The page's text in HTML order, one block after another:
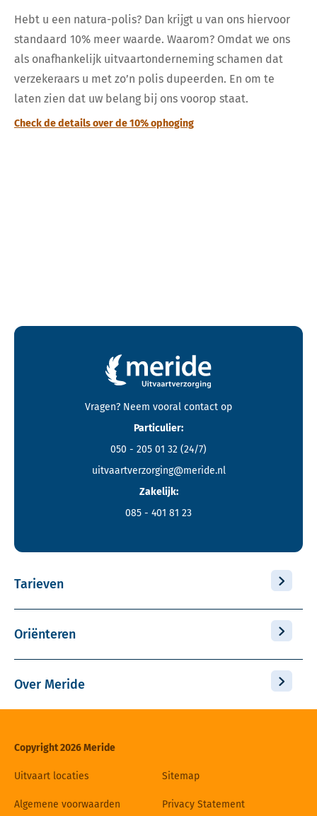
Hebt u een natura-polis? Dan krijgt u van ons hiervoor
standaard 10% meer waarde. Waarom? Omdat we ons
als onafhankelijk uitvaartonderneming schamen dat
verzekeraars u met zo’n polis dupeerden. En om te
laten zien dat uw belang bij ons voorop staat.
Check de details over de 10% ophoging
Contactgegevens en footer menu van Meride
Vragen? Neem vooral contact op
Particulier:
050 - 205 01 32 (24/7)
uitvaartverzorging@meride.nl
Zakelijk:
085 - 401 81 23
Tarieven
Oriënteren
Over Meride
Copyright 2026 Meride
Uitvaart locaties Sitemap
Algemene voorwaarden Privacy Statement